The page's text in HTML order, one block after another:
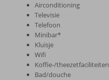
Airconditioning
Televisie
Telefoon
Minibar*
Kluisje
Wifi
Koffie-/theezetfaciliteiten
Bad/douche